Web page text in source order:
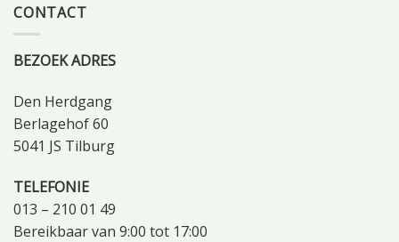
CONTACT
BEZOEK ADRES
Den Herdgang
Berlagehof 60
5041 JS Tilburg
TELEFONIE
013 – 210 01 49
Bereikbaar van 9:00 tot 17:00